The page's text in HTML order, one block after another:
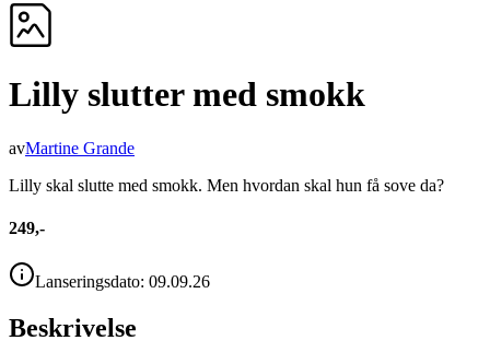
Lilly slutter med smokk
avMartine Grande
Lilly skal slutte med smokk. Men hvordan skal hun få sove da?
249,-
Lanseringsdato: 09.09.26
Beskrivelse